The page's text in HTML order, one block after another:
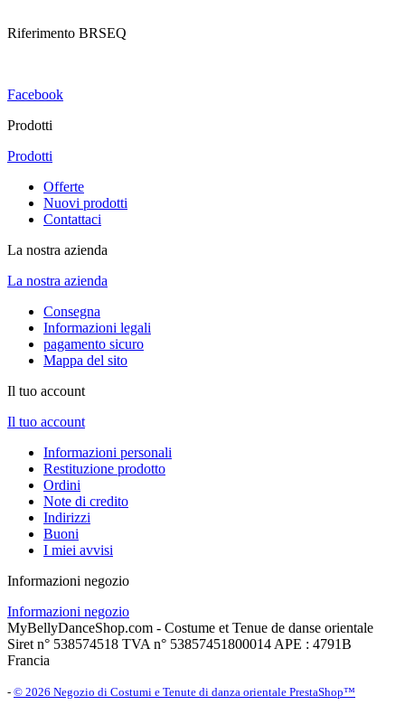
Riferimento BRSEQ
Facebook
Prodotti
Prodotti
Offerte
Nuovi prodotti
Contattaci
La nostra azienda
La nostra azienda
Consegna
Informazioni legali
pagamento sicuro
Mappa del sito
Il tuo account
Il tuo account
Informazioni personali
Restituzione prodotto
Ordini
Note di credito
Indirizzi
Buoni
I miei avvisi
Informazioni negozio
Informazioni negozio
MyBellyDanceShop.com - Costume et Tenue de danse orientale
Siret n° 538574518 TVA n° 53857451800014 APE : 4791B
Francia
- © 2026 Negozio di Costumi e Tenute di danza orientale PrestaShop™